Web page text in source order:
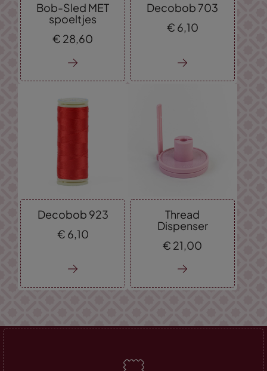
Bob-Sled MET
spoeltjes
€ 28,60
Decobob 703
€ 6,10
Decobob 923
€ 6, 10
Thread
Dispenser
€ 21, 00